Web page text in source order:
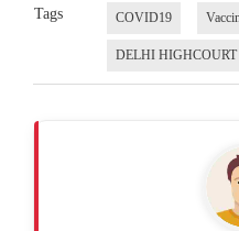
Tags COVID19
DELHI HIGHCOURT